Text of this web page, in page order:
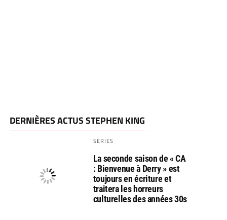
DERNIÈRES ACTUS STEPHEN KING
SERIES
La seconde saison de « CA
: Bienvenue à Derry » est
toujours en écriture et
traitera les horreurs
culturelles des années 30s